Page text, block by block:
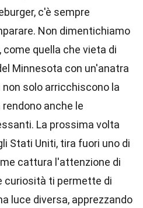
c'è sempre
Non dimentichiamo
come quella che vieta di
Minnesota con un'anatra
solo arricchiscono la
anche le
La prossima volta
Stati Uniti, tira fuori uno di
cattura l'attenzione di
curiosità ti permette di
luce diversa, apprezzando